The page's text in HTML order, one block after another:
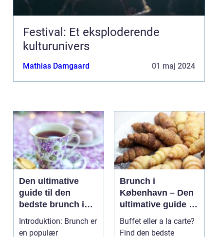
Festival: Et eksploderende
kulturunivers
Mathias Damgaard 01 maj 2024
Den ultimative
guide til den
bedste brunch i
Århus
Introduktion: Brunch er
en populær
Brunch i
København – Den
ultimative guide til
eventyrrejsende
og backpackere
Buffet eller a la carte?
Find den bedste